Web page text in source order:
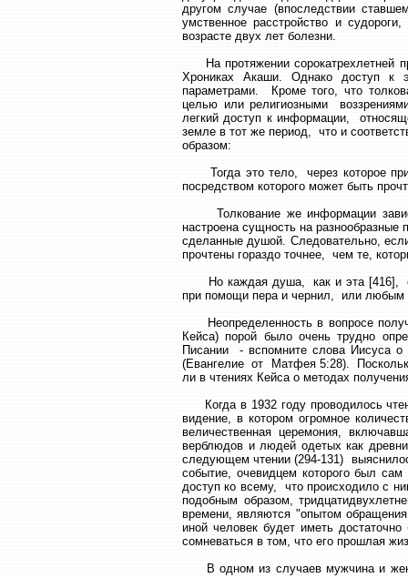
другом случае (впоследствии
умственное расстройство и
возрасте двух лет болезни.
На протяжении сорокатрехлетней
Хрониках Акаши. Однако доступ к
параметрами. Кроме того, что
целью или религиозными
легкий доступ к информации,
земле в тот же период, что и
образом:
Тогда это тело, через которое
посредством которого может быть
Толкование же информации
настроена сущность на разнообразные
сделанные душой. Следовательно,
прочтены гораздо точнее, чем те,
Но каждая душа, как и эта [416],
при помощи пера и чернил, или любым
Неопределенность в вопросе
Кейса) порой было очень трудно
Писании - вспомните слова Иисуса
(Евангелие от Матфея 5:28).
ли в чтениях Кейса о методах
Когда в 1932 году проводилось
видение, в котором огромное
величественная церемония,
верблюдов и людей одетых как
следующем чтении (294-131)
событие, очевидцем которого был
доступ ко всему, что происходило с
подобным образом,
времени, являются "опытом
иной человек будет иметь
сомневаться в том, что его прошлая
В одном из случаев мужчина и